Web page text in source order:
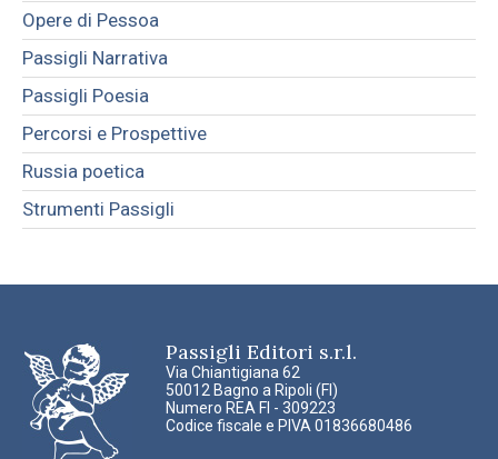
Opere di Pessoa
Passigli Narrativa
Passigli Poesia
Percorsi e Prospettive
Russia poetica
Strumenti Passigli
Passigli Editori s.r.l.
Via Chiantigiana 62
50012 Bagno a Ripoli (FI)
Numero REA FI - 309223
Codice fiscale e PIVA 01836680486